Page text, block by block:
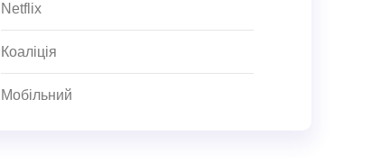
Netflix
Коаліція
Мобільний